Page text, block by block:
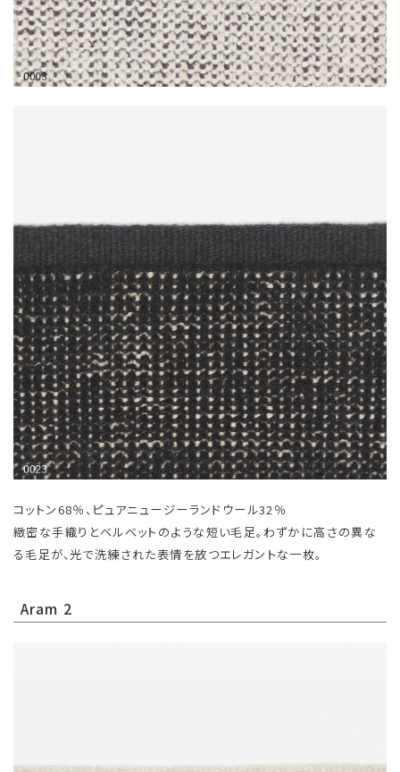
コットン68％、ピュアニュージーランドウール32％
緻密な手織りとベルベットのような短い毛足。わずかに高さの異な
る毛足が、光で洗練された表情を放つエレガントな一枚。
Aram 2